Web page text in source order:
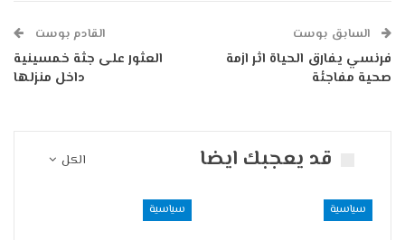
السابق بوست
فرنسي يفارق الحياة اثر ازمة
صحية مفاجئة
القادم بوست
العثور على جثة خمسينية
داخل منزلها
الكل قد يعجبك ايضا
سياسية سياسية